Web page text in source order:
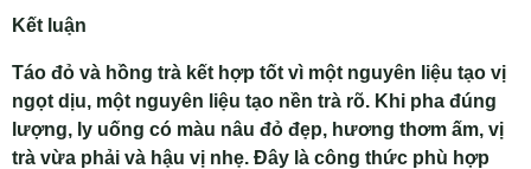
Kết luận
Táo đỏ và hồng trà kết hợp tốt vì một nguyên liệu tạo vị
ngọt dịu, một nguyên liệu tạo nền trà rõ. Khi pha đúng
lượng, ly uống có màu nâu đỏ đẹp, hương thơm ấm, vị
trà vừa phải và hậu vị nhẹ. Đây là công thức phù hợp